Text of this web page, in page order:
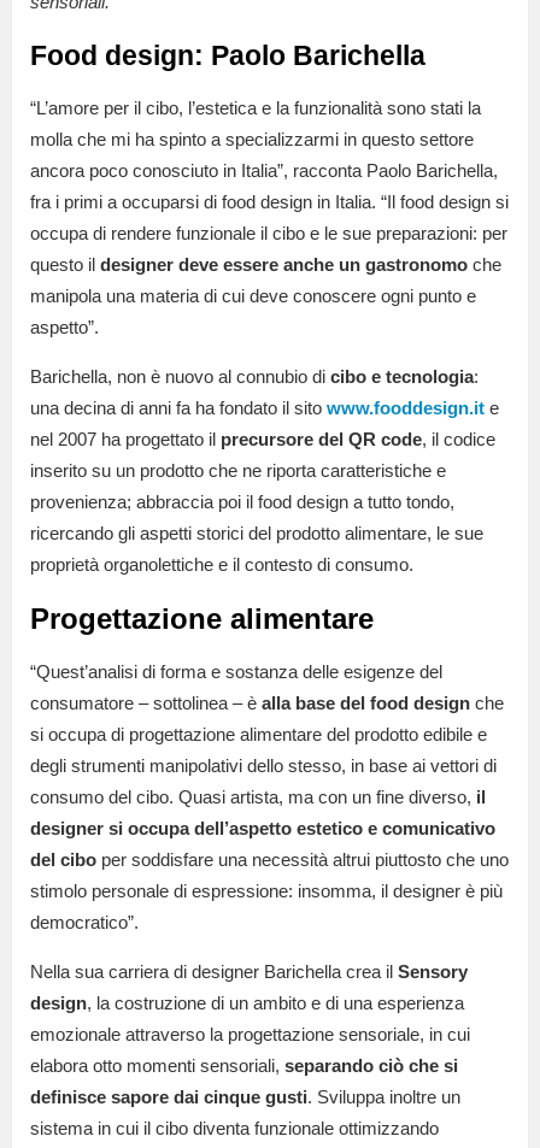
Food design: Paolo Barichella
“L’amore per il cibo, l’estetica e la funzionalità sono stati la
molla che mi ha spinto a specializzarmi in questo settore
ancora poco conosciuto in Italia”, racconta Paolo Barichella,
fra i primi a occuparsi di food design in Italia. “Il food design si
occupa di rendere funzionale il cibo e le sue preparazioni: per
questo il designer deve essere anche un gastronomo che
manipola una materia di cui deve conoscere ogni punto e
aspetto”.
Barichella, non è nuovo al connubio di cibo e tecnologia:
una decina di anni fa ha fondato il sito www.fooddesign.it e
nel 2007 ha progettato il precursore del QR code, il codice
inserito su un prodotto che ne riporta caratteristiche e
provenienza; abbraccia poi il food design a tutto tondo,
ricercando gli aspetti storici del prodotto alimentare, le sue
proprietà organolettiche e il contesto di consumo.
Progettazione alimentare
“Quest’analisi di forma e sostanza delle esigenze del
consumatore – sottolinea – è alla base del food design che
si occupa di progettazione alimentare del prodotto edibile e
degli strumenti manipolativi dello stesso, in base ai vettori di
consumo del cibo. Quasi artista, ma con un fine diverso, il
designer si occupa dell’aspetto estetico e comunicativo
del cibo per soddisfare una necessità altrui piuttosto che uno
stimolo personale di espressione: insomma, il designer è più
democratico”.
Nella sua carriera di designer Barichella crea il Sensory
design, la costruzione di un ambito e di una esperienza
emozionale attraverso la progettazione sensoriale, in cui
elabora otto momenti sensoriali, separando ciò che si
definisce sapore dai cinque gusti. Sviluppa inoltre un
sistema in cui il cibo diventa funzionale ottimizzando